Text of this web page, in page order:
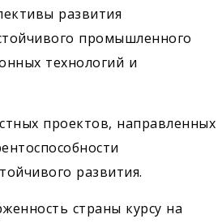
развития
промышленного
технологий и
проектов, направленных
развития.
страны курсу на